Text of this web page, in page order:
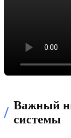
/ Важный
системы